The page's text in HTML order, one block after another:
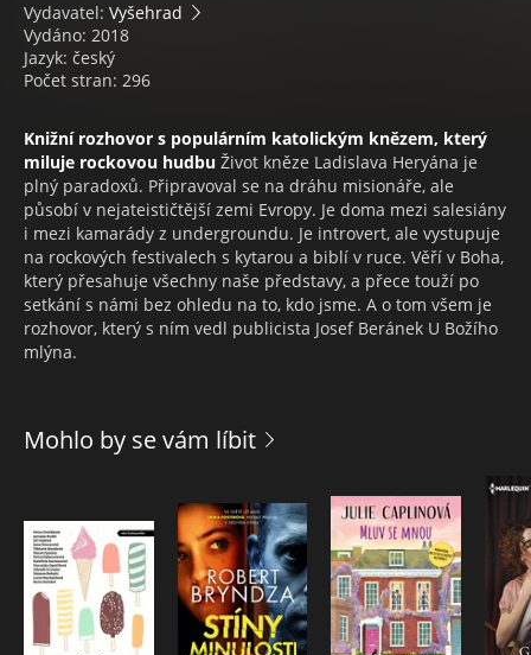
Vydavatel: Vyšehrad
Vydáno: 2018
Jazyk: český
Počet stran: 296
Knižní rozhovor s populárním katolickým knězem, který
miluje rockovou hudbu Život kněze Ladislava Heryána je
plný paradoxů. Připravoval se na dráhu misionáře, ale
působí v nejateističtější zemi Evropy. Je doma mezi salesiány
i mezi kamarády z undergroundu. Je introvert, ale vystupuje
na rockových festivalech s kytarou a biblí v ruce. Věří v Boha,
který přesahuje všechny naše představy, a přece touží po
setkání s námi bez ohledu na to, kdo jsme. A o tom všem je
rozhovor, který s ním vedl publicista Josef Beránek U Božího
mlýna.
Mohlo by se vám líbit